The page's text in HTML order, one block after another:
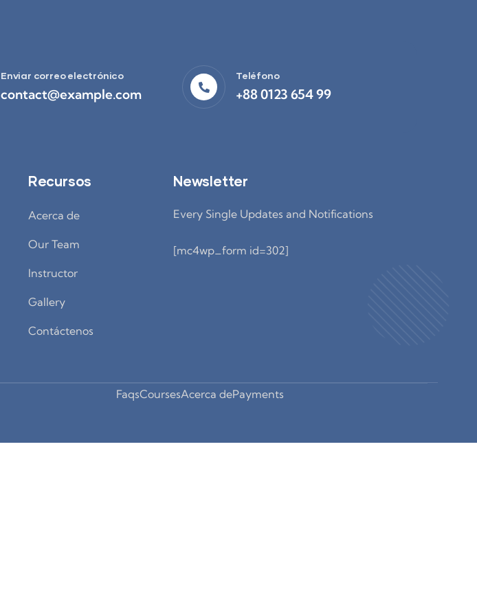
Enviar correo electrónico
contact@example.com
Teléfono
+88 0123 654 99
Recursos
Acerca de
Our Team
Instructor
Gallery
Contáctenos
Newsletter
Every Single Updates and Notifications
[mc4wp_form id=302]
FaqsCoursesAcerca dePayments